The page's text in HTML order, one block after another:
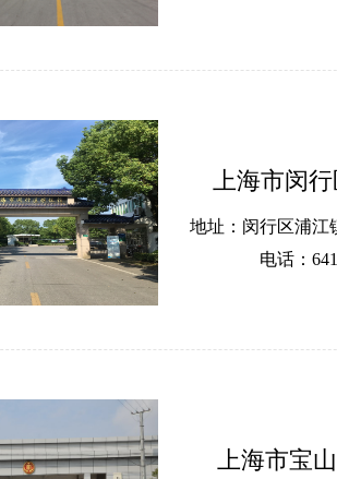
上海市闵
地址：闵行区浦江
电话：
上海市宝